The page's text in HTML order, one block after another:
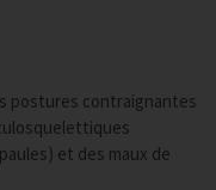
postures contraignantes
et des maux de